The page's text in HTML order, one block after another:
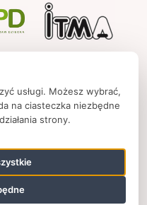
,
usługi. Możesz wybrać,
na ciasteczka niezbędne
strony.